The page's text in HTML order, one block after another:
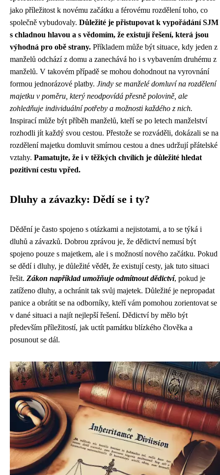
jako příležitost k novému začátku a férovému rozdělení toho, co
společně vybudovaly. Důležité je přistupovat k vypořádání SJM
s chladnou hlavou a s vědomím, že existují řešení, která jsou
výhodná pro obě strany. Příkladem může být situace, kdy jeden z
manželů odchází z domu a zanechává ho i s vybavením druhému z
manželů. V takovém případě se mohou dohodnout na vyrovnání
formou jednorázové platby. Jindy se manželé domluví na rozdělení
majetku v poměru, který neodpovídá přesně polovině, ale
zohledňuje individuální potřeby a možnosti každého z nich.
Inspirací může být příběh manželů, kteří se po letech manželství
rozhodli jít každý svou cestou. Přestože se rozváděli, dokázali se na
rozdělení majetku domluvit smírnou cestou a dnes udržují přátelské
vztahy. Pamatujte, že i v těžkých chvílích je důležité hledat
pozitivní cestu vpřed.
Dluhy a závazky: Dědí se i ty?
Dědění je často spojeno s otázkami a nejistotami, a to se týká i
dluhů a závazků. Dobrou zprávou je, že dědictví nemusí být
spojeno pouze s majetkem, ale i s možností nového začátku. Pokud
se dědí i dluhy, je důležité vědět, že existují cesty, jak tuto situaci
řešit. Zákon například umožňuje odmítnout dědictví, pokud je
zatíženo dluhy, a ochránit tak svůj majetek. Důležité je nepropadat
panice a obrátit se na odborníky, kteří vám pomohou zorientovat se
v dané situaci a najít nejlepší řešení. Dědictví by mělo být
především příležitostí, jak uctít památku blízkého člověka a
posunout se dál.